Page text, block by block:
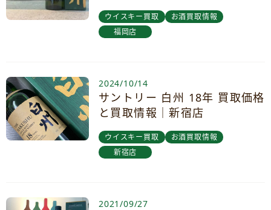
ウイスキー買取
お酒買取情報
福岡店
2024/10/14
サントリー 白州 18年 買取価格
と買取情報｜新宿店
ウイスキー買取
お酒買取情報
新宿店
2021/09/27